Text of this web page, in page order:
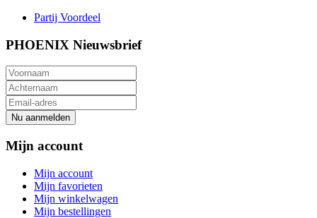
Partij Voordeel
PHOENIX Nieuwsbrief
Nu aanmelden
Mijn account
Mijn account
Mijn favorieten
Mijn winkelwagen
Mijn bestellingen